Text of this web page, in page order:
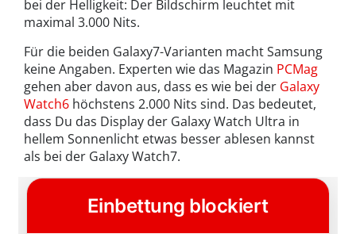
bei der Helligkeit: Der Bildschirm leuchtet mit
maximal 3.000 Nits.
Für die beiden Galaxy7-Varianten macht Samsung
keine Angaben. Experten wie das Magazin PCMag
gehen aber davon aus, dass es wie bei der Galaxy
Watch6 höchstens 2.000 Nits sind. Das bedeutet,
dass Du das Display der Galaxy Watch Ultra in
hellem Sonnenlicht etwas besser ablesen kannst
als bei der Galaxy Watch7.